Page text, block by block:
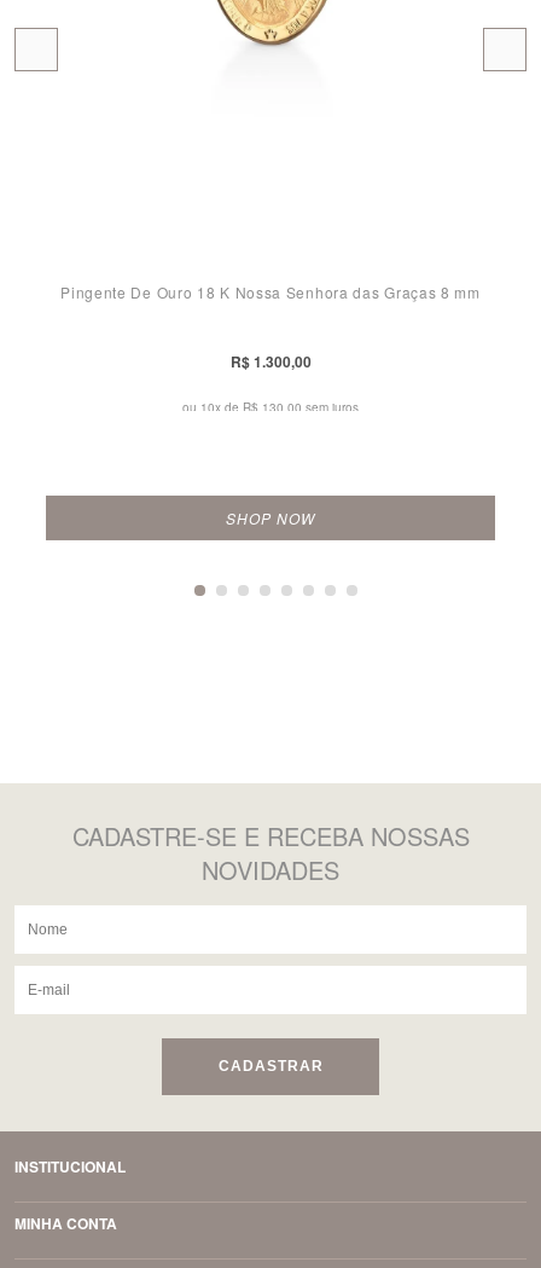
Pingente De Ouro 18 K Nossa Senhora das Graças 8 mm
R$ 1.300,00
ou 10x de R$ 130,00 sem juros
SHOP NOW
CADASTRE-SE E RECEBA NOSSAS
NOVIDADES
CADASTRAR
INSTITUCIONAL
MINHA CONTA